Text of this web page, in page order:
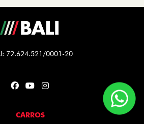
72.624.521/0001-20
CARROS